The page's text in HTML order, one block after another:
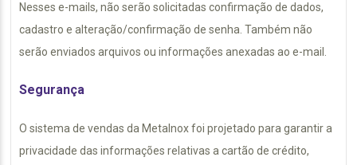
Nesses e-mails, não serão solicitadas confirmação de dados,
cadastro e alteração/confirmação de senha. Também não
serão enviados arquivos ou informações anexadas ao e-mail.
Segurança
O sistema de vendas da Metalnox foi projetado para garantir a
privacidade das informações relativas a cartão de crédito,